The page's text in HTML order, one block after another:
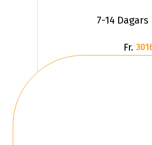
7-14
Fr.